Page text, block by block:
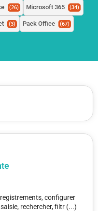
(26) Microsoft 365 (34)
(3) Pack Office (67)
configurer
rechercher, filtr (...)